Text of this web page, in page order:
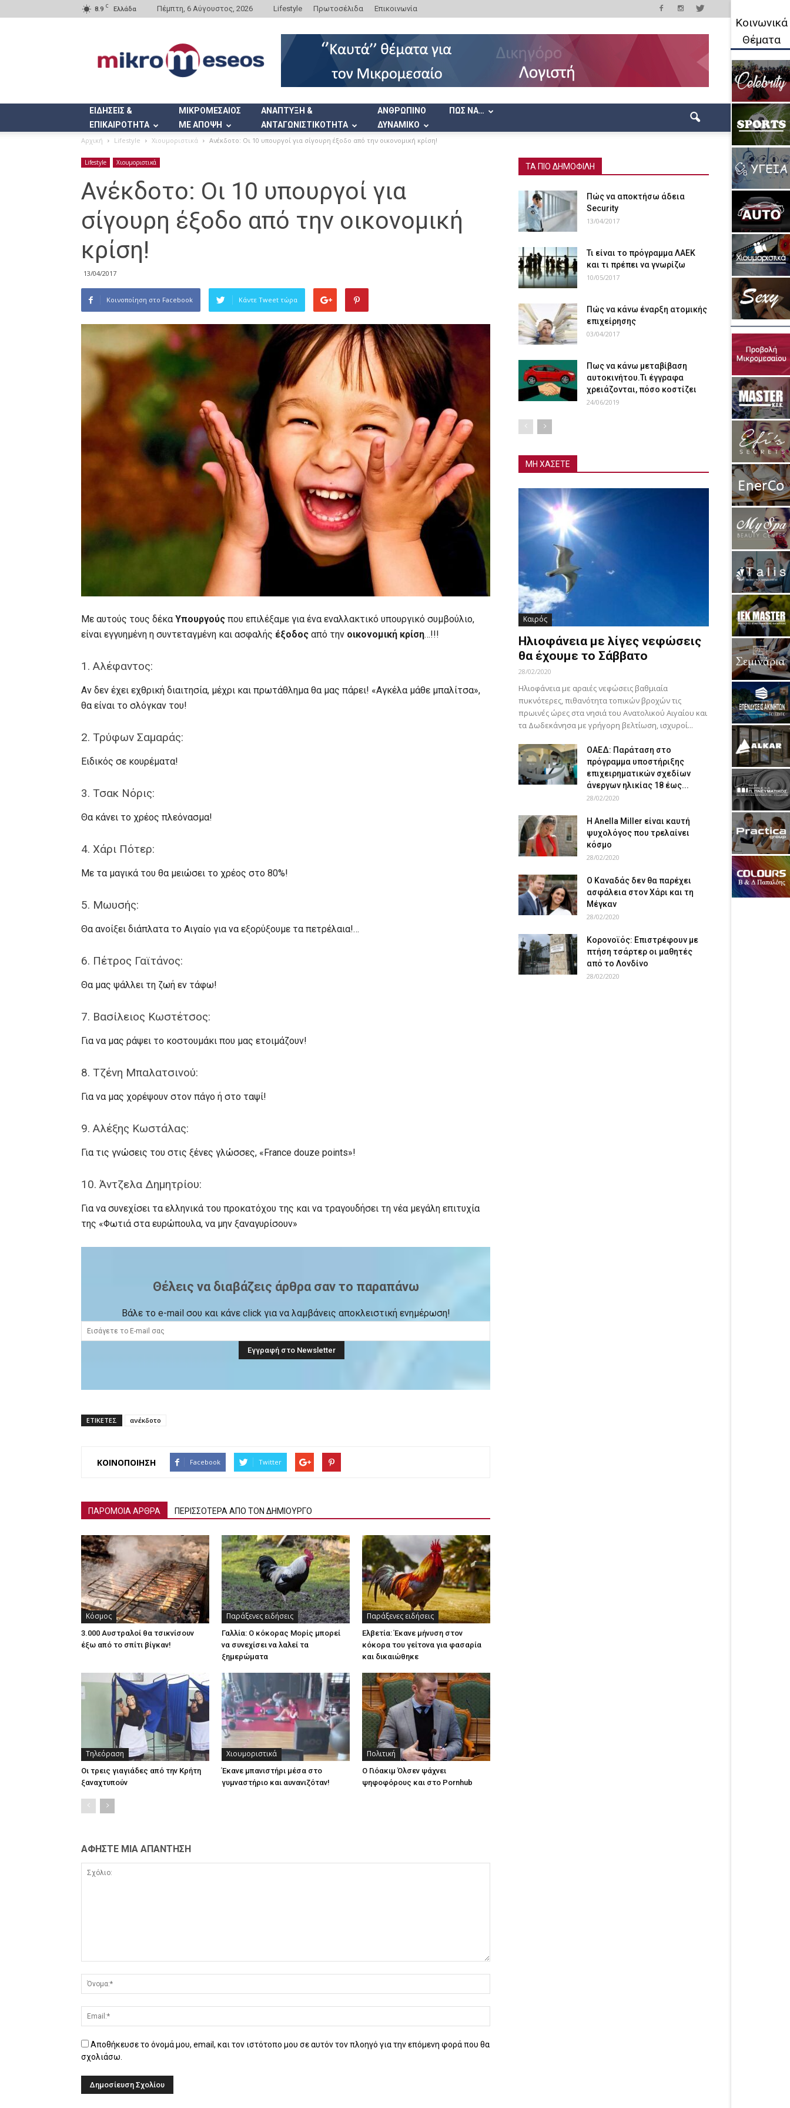
8.9 C Ελλάδα Πέμπτη, 6 Αύγουστος, 2026 Lifestyle Πρωτοσέλιδα Επικοινωνία
ΕΙΔΗΣΕΙΣ &
ΕΠΙΚΑΙΡΟΤΗΤΑ
ΜΙΚΡΟΜΕΣΑΙΟΣ
ΜΕ ΑΠΟΨΗ
ΑΝΑΠΤΥΞΗ &
ΑΝΤΑΓΩΝΙΣΤΙΚΟΤΗΤΑ
ΑΝΘΡΩΠΙΝΟ
ΔΥΝΑΜΙΚΟ
ΠΩΣ ΝΑ…
Αρχική Lifestyle Χιουμοριστικά Ανέκδοτο: Οι 10 υπουργοί για σίγουρη έξοδο από την οικονομική κρίση!
Lifestyle Χιουμοριστικά
Ανέκδοτο: Οι 10 υπουργοί για
σίγουρη έξοδο από την οικονομική
κρίση!
13/04/2017
Κοινοποίηση στο Facebook Κάντε Tweet τώρα
Με αυτούς τους δέκα Υπουργούς που επιλέξαμε για ένα εναλλακτικό υπουργικό συμβούλιο,
είναι εγγυημένη η συντεταγμένη και ασφαλής έξοδος από την οικονομική κρίση…!!!
1. Αλέφαντος:
Αν δεν έχει εχθρική διαιτησία, μέχρι και πρωτάθλημα θα μας πάρει! «Αγκέλα μάθε μπαλίτσα»,
θα είναι το σλόγκαν του!
2. Τρύφων Σαμαράς:
Ειδικός σε κουρέματα!
3. Τσακ Νόρις:
Θα κάνει το χρέος πλεόνασμα!
4. Χάρι Πότερ:
Με τα μαγικά του θα μειώσει το χρέος στο 80%!
5. Μωυσής:
Θα ανοίξει διάπλατα το Αιγαίο για να εξορύξουμε τα πετρέλαια!…
6. Πέτρος Γαϊτάνος:
Θα μας ψάλλει τη ζωή εν τάφω!
7. Βασίλειος Κωστέτσος:
Για να μας ράψει το κοστουμάκι που μας ετοιμάζουν!
8. Τζένη Μπαλατσινού:
Για να μας χορέψουν στον πάγο ή στο ταψί!
9. Αλέξης Κωστάλας:
Για τις γνώσεις του στις ξένες γλώσσες, «France douze points»!
10. Άντζελα Δημητρίου:
Για να συνεχίσει τα ελληνικά του προκατόχου της και να τραγουδήσει τη νέα μεγάλη επιτυχία
της «Φωτιά στα ευρώπουλα, να μην ξαναγυρίσουν»
Θέλεις να διαβάζεις άρθρα σαν το παραπάνω
Βάλε το e-mail σου και κάνε click για να λαμβάνεις αποκλειστική ενημέρωση!
ΕΤΙΚΕΤΕΣ ανέκδοτο
ΚΟΙΝΟΠΟΙΗΣΗ Facebook Twitter
ΠΑΡΟΜΟΙΑ ΑΡΘΡΑ ΠΕΡΙΣΣΟΤΕΡΑ ΑΠΟ ΤΟΝ ΔΗΜΙΟΥΡΓΟ
Κόσμος
3.000 Αυστραλοί θα τσικνίσουν
έξω από το σπίτι βίγκαν!
Παράξενες ειδήσεις
Γαλλία: Ο κόκορας Μορίς μπορεί
να συνεχίσει να λαλεί τα
ξημερώματα
Παράξενες ειδήσεις
Ελβετία: Έκανε μήνυση στον
κόκορα του γείτονα για φασαρία
και δικαιώθηκε
Τηλεόραση
Οι τρεις γιαγιάδες από την Κρήτη
ξαναχτυπούν
Χιουμοριστικά
Έκανε μπανιστήρι μέσα στο
γυμναστήριο και αυνανιζόταν!
Πολιτική
Ο Γιόακιμ Όλσεν ψάχνει
ψηφοφόρους και στο Pornhub
ΑΦΗΣΤΕ ΜΙΑ ΑΠΑΝΤΗΣΗ
Αποθήκευσε το όνομά μου, email, και τον ιστότοπο μου σε αυτόν τον πλοηγό για την επόμενη φορά που θα
σχολιάσω.
ΤΑ ΠΙΟ ΔΗΜΟΦΙΛΗ
Πώς να αποκτήσω άδεια
Security
13/04/2017
Τι είναι το πρόγραμμα ΛΑΕΚ
και τι πρέπει να γνωρίζω
10/05/2017
Πώς να κάνω έναρξη ατομικής
επιχείρησης
03/04/2017
Πως να κάνω μεταβίβαση
αυτοκινήτου.Τι έγγραφα
χρειάζονται, πόσο κοστίζει
24/06/2019
ΜΗ ΧΑΣΕΤΕ
Καιρός
Ηλιοφάνεια με λίγες νεφώσεις
θα έχουμε το Σάββατο
28/02/2020
Ηλιοφάνεια με αραιές νεφώσεις βαθμιαία
πυκνότερες, πιθανότητα τοπικών βροχών τις
πρωινές ώρες στα νησιά του Ανατολικού Αιγαίου και
τα Δωδεκάνησα με γρήγορη βελτίωση, ισχυροί...
ΟΑΕΔ: Παράταση στο
πρόγραμμα υποστήριξης
επιχειρηματικών σχεδίων
άνεργων ηλικίας 18 έως...
28/02/2020
Η Anella Miller είναι καυτή
ψυχολόγος που τρελαίνει
κόσμο
28/02/2020
Ο Καναδάς δεν θα παρέχει
ασφάλεια στον Χάρι και τη
Μέγκαν
28/02/2020
Κορονοϊός: Επιστρέφουν με
πτήση τσάρτερ οι μαθητές
από το Λονδίνο
28/02/2020
Κοινωνικά
Θέματα